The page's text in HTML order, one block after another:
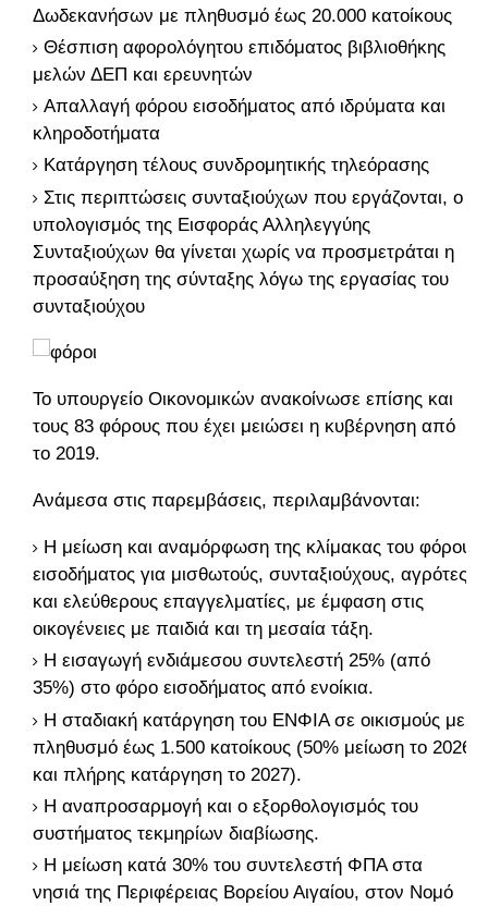
Δωδεκανήσων με πληθυσμό έως 20.000 κατοίκους
Θέσπιση αφορολόγητου επιδόματος βιβλιοθήκης
μελών ΔΕΠ και ερευνητών
Απαλλαγή φόρου εισοδήματος από ιδρύματα και
κληροδοτήματα
Κατάργηση τέλους συνδρομητικής τηλεόρασης
Στις περιπτώσεις συνταξιούχων που εργάζονται, ο
υπολογισμός της Εισφοράς Αλληλεγγύης
Συνταξιούχων θα γίνεται χωρίς να προσμετράται η
προσαύξηση της σύνταξης λόγω της εργασίας του
συνταξιούχου
Το υπουργείο Οικονομικών ανακοίνωσε επίσης και
τους 83 φόρους που έχει μειώσει η κυβέρνηση από
το 2019.
Ανάμεσα στις παρεμβάσεις, περιλαμβάνονται:
Η μείωση και αναμόρφωση της κλίμακας του φόρου
εισοδήματος για μισθωτούς, συνταξιούχους, αγρότες
και ελεύθερους επαγγελματίες, με έμφαση στις
οικογένειες με παιδιά και τη μεσαία τάξη.
Η εισαγωγή ενδιάμεσου συντελεστή 25% (από
35%) στο φόρο εισοδήματος από ενοίκια.
Η σταδιακή κατάργηση του ΕΝΦΙΑ σε οικισμούς με
πληθυσμό έως 1.500 κατοίκους (50% μείωση το 2026
και πλήρης κατάργηση το 2027).
Η αναπροσαρμογή και ο εξορθολογισμός του
συστήματος τεκμηρίων διαβίωσης.
Η μείωση κατά 30% του συντελεστή ΦΠΑ στα
νησιά της Περιφέρειας Βορείου Αιγαίου, στον Νομό